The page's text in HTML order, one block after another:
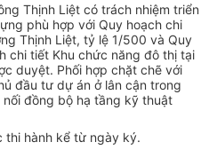
Thịnh Liệt có trách nhiệm triển
phù hợp với Quy hoạch chi
Thịnh Liệt, tỷ lệ 1/500 và Quy
chi tiết Khu chức năng đô thị tại
duyệt. Phối hợp chặt chẽ với
đầu tư dự án ở lân cận trong
đồng bộ hạ tầng kỹ thuật
thi hành kể từ ngày ký.